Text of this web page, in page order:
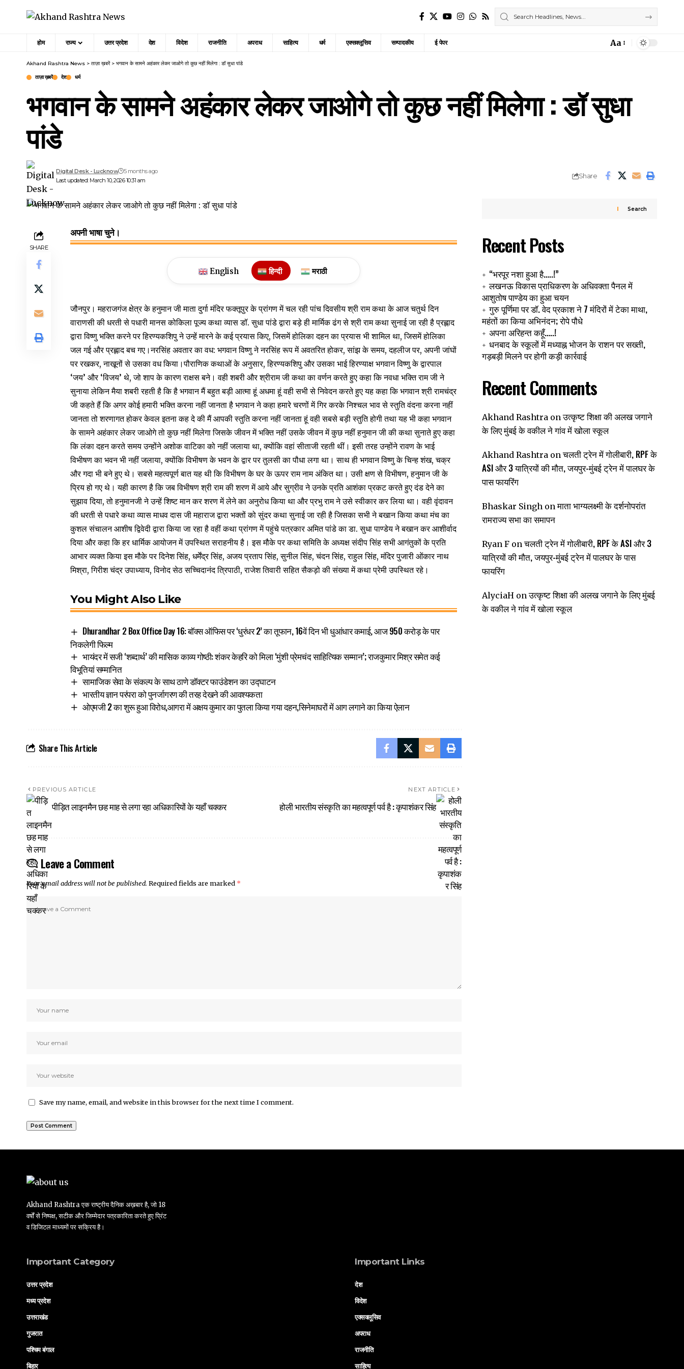
होम राज्य उत्तर प्रदेश देश विदेश राजनीति अपराध साहित्य धर्म एक्सक्लूसिव सम्पादकीय ई पेपर
Font
Aa
Akhand Rashtra News > ताज़ा ख़बरें> भगवान के सामने अहंकार लेकर जाओगे तो कुछ नहीं मिलेगा : डॉ सुधा पांडे
ताज़ा ख़बरें देश धर्म
भगवान के सामने अहंकार लेकर जाओगे तो कुछ नहीं मिलेगा : डॉ सुधा
पांडे
Last updated: March 10, 2026 10:31 am
Digital Desk - Lucknow 5 months ago
Share
SHARE
अपनी भाषा चुने।
English हिन्दी मराठी
जौनपुर। महराजगंज क्षेत्र के हनुमान जी माता दुर्गा मंदिर फक्तूपुर के प्रांगण में चल रही पांच दिवसीय श्री राम कथा के आज चतुर्थ दिन
वाराणसी की धरती से पधारी मानस कोकिला पूज्य कथा व्यास डॉ. सुधा पांडे द्वारा बड़े ही मार्मिक ढंग से श्री राम कथा सुनाई जा रही है प्रह्लाद
द्वारा विष्णु भक्ति करने पर हिरण्यकशिपु ने उन्हें मारने के कई प्रयास किए, जिसमें होलिका दहन का प्रयास भी शामिल था, जिसमें होलिका
जल गई और प्रह्लाद बच गए।नरसिंह अवतार का वध: भगवान विष्णु ने नरसिंह रूप में अवतरित होकर, सांझ के समय, दहलीज पर, अपनी जांघों
पर रखकर, नाखूनों से उसका वध किया।पौराणिक कथाओं के अनुसार, हिरण्यकशिपु और उसका भाई हिरण्याक्ष भगवान विष्णु के द्वारपाल
‘जय’ और ‘विजय’ थे, जो शाप के कारण राक्षस बने। वही शबरी और श्रीराम जी कथा का वर्णन करते हुए कहा कि नवधा भक्ति राम जी ने
सुनाया लेकिन मैया शबरी रहती है कि है भगवान मैं बहुत बड़ी आत्मा हूं अधमा हूं वही सभी से निवेदन करते हुए यह कहा कि भगवान श्री रामचंद्र
जी कहते हैं कि अगर कोई हमारी भक्ति करना नहीं जानता है भगवान ने कहा हमारे चरणों में गिर करके निश्चल भाव से स्तुति वंदना करना नहीं
जानता तो शरणागत होकर केवल इतना कह दे की मैं आपकी स्तुति करना नहीं जानता हूं वही सबसे बड़ी स्तुति होगी तथा यह भी कहा भगवान
के सामने अहंकार लेकर जाओगे तो कुछ नहीं मिलेगा जिसके जीवन में भक्ति नहीं उसके जीवन में कुछ नहीं हनुमान जी की कथा सुनाते हुए कहा
कि लंका दहन करते समय उन्होंने अशोक वाटिका को नहीं जलाया था, क्योंकि वहां सीताजी रहती थीं। इसी तरह उन्होंने रावण के भाई
विभीषण का भवन भी नहीं जलाया, क्योंकि विभीषण के भवन के द्वार पर तुलसी का पौधा लगा था। साथ ही भगवान विष्णु के चिन्‍ह शंख, चक्र
और गदा भी बने हुए थे। सबसे महत्‍वपूर्ण बात यह थी कि विभीषण के घर के ऊपर राम नाम अंकित था। उसी क्षण से विभीषण, हनुमान जी के
प्रिय हो गए थे। यही कारण है कि जब विभीषण श्री राम की शरण में आये और सुग्रीव ने उनके प्रति आशंका प्रकट करते हुए दंड देने का
सुझाव दिया, तो हनुमानजी ने उन्हें शिष्ट मान कर शरण में लेने का अनुरोध किया था और प्रभु राम ने उसे स्‍वीकार कर लिया था। वही वृंदावन
की धरती से पधारे कथा व्यास माधव दास जी महाराज द्वारा भक्तों को सुंदर कथा सुनाई जा रही है जिसका सभी ने बखान किया कथा मंच का
कुशल संचालन आशीष द्विवेदी द्वारा किया जा रहा है वहीं कथा प्रांगण में पहुंचे पत्रकार अमित पांडे का डा. सुधा पाण्डेय ने बखान कर आशीर्वाद
दिया और कहा कि हर धार्मिक आयोजन में उपस्थित सराहनीय है। इस मौके पर कथा समिति के अध्यक्ष संदीप सिंह सभी आगंतुकों के प्रति
आभार व्यक्त किया इस मौके पर दिनेश सिंह, धर्मेंद्र सिंह, अजय प्रताप सिंह, सुनील सिंह, चंदन सिंह, राहुल सिंह, मंदिर पुजारी ओंकार नाथ
मिश्रा, गिरीश चंद्र उपाध्याय, विनोद सेठ सच्चिदानंद त्रिपाठी, राजेश तिवारी सहित सैकड़ो की संख्या में कथा प्रेमी उपस्थित रहे।
You Might Also Like
Dhurandhar 2 Box Office Day 16: बॉक्स ऑफिस पर ‘धुरंधर 2’ का तूफान, 16वें दिन भी धुआंधार कमाई, आज 950 करोड़ के पार
निकलेगी फिल्म
भायंदर में सजी ‘शब्दार्थ’ की मासिक काव्य गोष्ठी: शंकर केहरि को मिला ‘मुंशी प्रेमचंद साहित्यिक सम्मान’; राजकुमार मिश्र समेत कई
विभूतियां सम्मानित
सामाजिक सेवा के संकल्प के साथ ठाणे डॉक्टर फाउंडेशन का उद्घाटन
भारतीय ज्ञान परंपरा को पुनर्जागरण की तरह देखने की आवश्यकता
ओएमजी 2 का शुरू हुआ विरोध,आगरा में अक्षय कुमार का पुतला किया गया दहन,सिनेमाघरों में आग लगाने का किया ऐलान
Share This Article
PREVIOUS ARTICLE
पीड़ित लाइनमैन छह माह से लगा रहा अधिकारियों के यहाँ चक्कर
NEXT ARTICLE
होली भारतीय संस्कृति का महत्वपूर्ण पर्व है : कृपाशंकर सिंह
Leave a Comment
Your email address will not be published. Required fields are marked *
Save my name, email, and website in this browser for the next time I comment.
Search
Recent Posts
“भरपूर नशा हुआ है…..!”
लखनऊ विकास प्राधिकरण के अधिवक्ता पैनल में
आशुतोष पाण्डेय का हुआ चयन
गुरु पूर्णिमा पर डॉ. वेद प्रकाश ने 7 मंदिरों में टेका माथा,
महंतों का किया अभिनंदन; रोपे पौधे
अपना अरिहन्त कहूँ…..!
धनबाद के स्कूलों में मध्याह्न भोजन के राशन पर सख्ती,
गड़बड़ी मिलने पर होगी कड़ी कार्रवाई
Recent Comments
Akhand Rashtraonउत्कृष्ट शिक्षा की अलख जगाने
के लिए मुंबई के वकील ने गांव में खोला स्कूल
Akhand Rashtraonचलती ट्रेन में गोलीबारी, RPF के
ASI और 3 यात्रियों की मौत, जयपुर-मुंबई ट्रेन में पालघर के
पास फायरिंग
Bhaskar Singhonमाता भाग्यलक्ष्मी के दर्शनोपरांत
रामराज्य सभा का समापन
Ryan Fonचलती ट्रेन में गोलीबारी, RPF के ASI और 3
यात्रियों की मौत, जयपुर-मुंबई ट्रेन में पालघर के पास
फायरिंग
AlyciaHonउत्कृष्ट शिक्षा की अलख जगाने के लिए मुंबई
के वकील ने गांव में खोला स्कूल
Akhand Rashtra एक राष्ट्रीय दैनिक अख़बार है, जो 18
वर्षों से निष्पक्ष, सटीक और जिम्मेदार पत्रकारिता करते हुए प्रिंट
व डिजिटल माध्यमों पर सक्रिय है।
Important Category
उत्तर प्रदेश
मध्य प्रदेश
उत्तराखंड
गुजरात
पश्चिम बंगाल
बिहार
Important Links
देश
विदेश
एक्सक्लूसिव
अपराध
राजनीति
साहित्य